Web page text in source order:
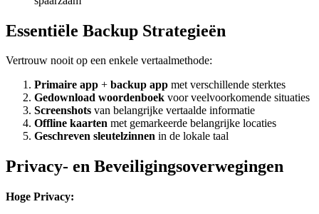
Essentiële Backup Strategieën
Vertrouw nooit op een enkele vertaalmethode:
Primaire app + backup app met verschillende sterktes
Gedownload woordenboek voor veelvoorkomende situaties
Screenshots van belangrijke vertaalde informatie
Offline kaarten met gemarkeerde belangrijke locaties
Geschreven sleutelzinnen in de lokale taal
Privacy- en Beveiligingsoverwegingen
Hoge Privacy: